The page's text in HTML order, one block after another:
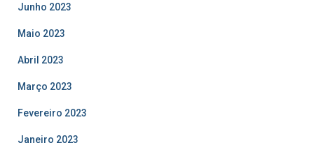
Junho 2023
Maio 2023
Abril 2023
Março 2023
Fevereiro 2023
Janeiro 2023